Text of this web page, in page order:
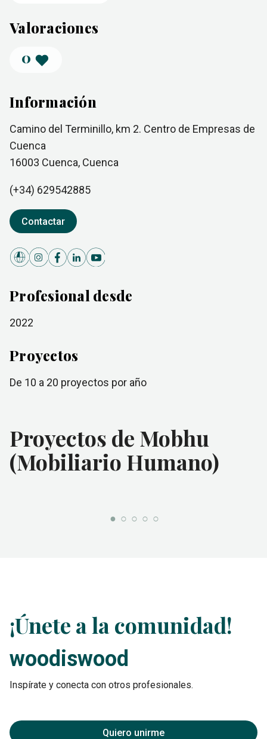
Valoraciones
0
Información
Camino del Terminillo, km 2. Centro de Empresas de
Cuenca
16003 Cuenca, Cuenca
(+34) 629542885
Contactar
Profesional desde
2022
Proyectos
de 10 a 20 proyectos por año
Proyectos de Mobhu
(Mobiliario Humano)
¡Únete a la comunidad!
woodiswood
Inspírate y conecta con otros profesionales.
Quiero unirme